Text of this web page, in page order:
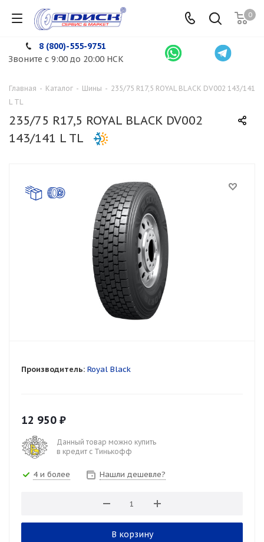
0
8 (800)-555-9751
Звоните с 9:00 до 20:00 НСК
Главная - Каталог - Шины - 235/75 R17,5 ROYAL BLACK DV002 143/141
L TL
235/75 R17,5 ROYAL BLACK DV002
143/141 L TL
Производитель: Royal Black
12 950 ₽
Данный товар можно купить
в кредит с Тинькофф
4 и более Нашли дешевле?
В корзину